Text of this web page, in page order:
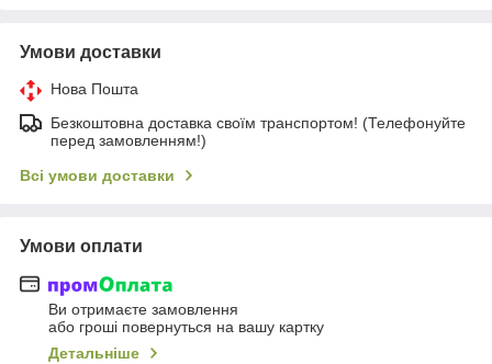
Умови доставки
Нова Пошта
Безкоштовна доставка своїм транспортом! (Телефонуйте
перед замовленням!)
Всі умови доставки
Умови оплати
Ви отримаєте замовлення
або гроші повернуться на вашу картку
Детальніше